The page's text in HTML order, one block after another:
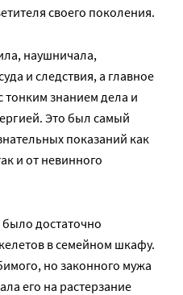
своего поколения.
наушничала,
и следствия, а главное
тонким знанием дела и
Это был самый
показаний как
и от невинного
было достаточно
в семейном шкафу.
но законного мужа
его на растерзание